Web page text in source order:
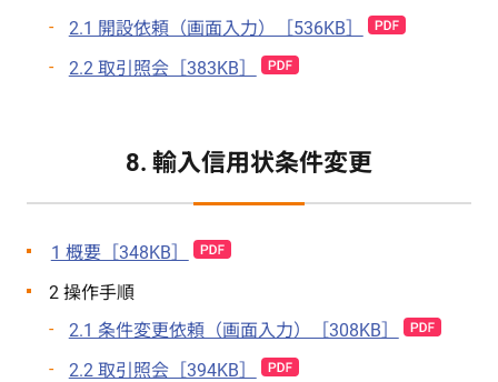
2.1 開設依頼（画面入力）［536KB］
2.2 取引照会［383KB］
8. 輸入信用状条件変更
1 概要［348KB］
2 操作手順
2.1 条件変更依頼（画面入力）［308KB］
2.2 取引照会［394KB］